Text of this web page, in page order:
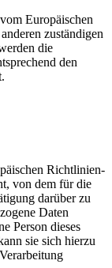
Europäischen
zuständigen
die
den
Richtlinien-
von dem für die
darüber zu
Daten
Person dieses
sie sich hierzu